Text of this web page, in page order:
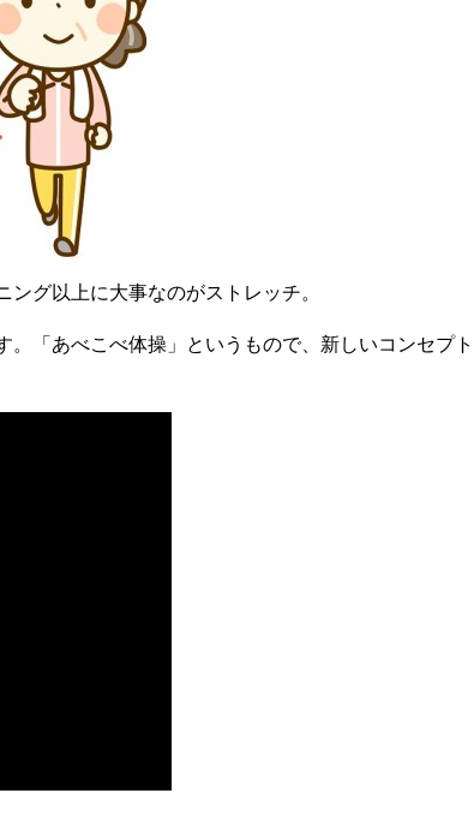
グ以上に大事なのがストレッチ。
。「あべこべ体操」というもので、新しいコンセプト